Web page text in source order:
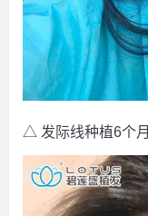
△ 发际线种植6个月